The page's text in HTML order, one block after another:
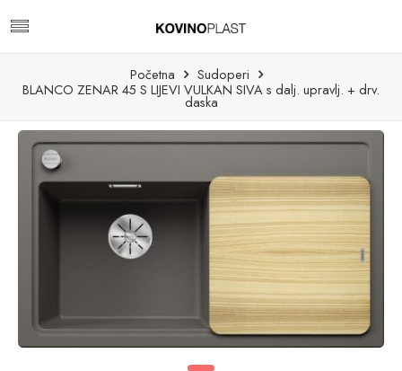
Početna
Sudoperi
BLANCO ZENAR 45 S LIJEVI VULKAN SIVA s dalj. upravlj. + drv.
daska